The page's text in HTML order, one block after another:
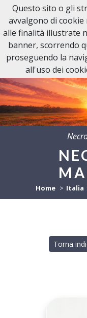
Home Italia
Torna
Questo sito o gli
avvalgono di
alle finalità illustrate
banner, scorrendo
proseguendo la
all'uso dei